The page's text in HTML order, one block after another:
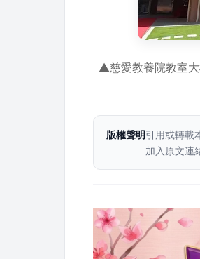
▲慈愛教養院教室
版權聲明引用或轉載
加入原文連